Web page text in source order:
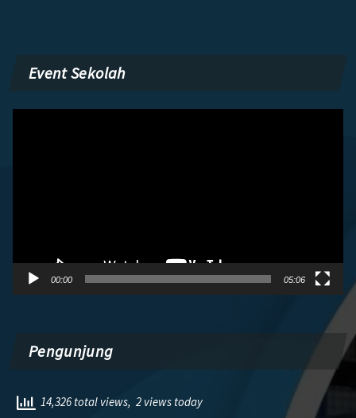
Event Sekolah
00:00 05:06
Pengunjung
14,326 total views, 2 views today